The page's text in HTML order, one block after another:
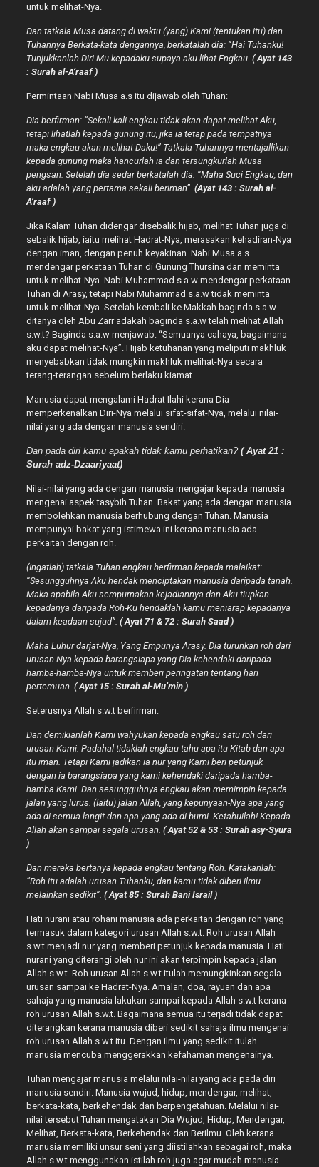
untuk melihat-Nya.
Dan tatkala Musa datang di waktu (yang) Kami (tentukan itu) dan
Tuhannya Berkata-kata dengannya, berkatalah dia: “Hai Tuhanku!
Tunjukkanlah Diri-Mu kepadaku supaya aku lihat Engkau. ( Ayat 143
: Surah al-A’raaf )
Permintaan Nabi Musa a.s itu dijawab oleh Tuhan:
Dia berfirman: “Sekali-kali engkau tidak akan dapat melihat Aku,
tetapi lihatlah kepada gunung itu, jika ia tetap pada tempatnya
maka engkau akan melihat Daku!” Tatkala Tuhannya mentajallikan
kepada gunung maka hancurlah ia dan tersungkurlah Musa
pengsan. Setelah dia sedar berkatalah dia: “Maha Suci Engkau, dan
aku adalah yang pertama sekali beriman”. (Ayat 143 : Surah al-
A’raaf )
Jika Kalam Tuhan didengar disebalik hijab, melihat Tuhan juga di
sebalik hijab, iaitu melihat Hadrat-Nya, merasakan kehadiran-Nya
dengan iman, dengan penuh keyakinan. Nabi Musa a.s
mendengar perkataan Tuhan di Gunung Thursina dan meminta
untuk melihat-Nya. Nabi Muhammad s.a.w mendengar perkataan
Tuhan di Arasy, tetapi Nabi Muhammad s.a.w tidak meminta
untuk melihat-Nya. Setelah kembali ke Makkah baginda s.a.w
ditanya oleh Abu Zarr adakah baginda s.a.w telah melihat Allah
s.w.t? Baginda s.a.w menjawab: “Semuanya cahaya, bagaimana
aku dapat melihat-Nya”. Hijab ketuhanan yang meliputi makhluk
menyebabkan tidak mungkin makhluk melihat-Nya secara
terang-terangan sebelum berlaku kiamat.
Manusia dapat mengalami Hadrat Ilahi kerana Dia
memperkenalkan Diri-Nya melalui sifat-sifat-Nya, melalui nilai-
nilai yang ada dengan manusia sendiri.
Dan pada diri kamu apakah tidak kamu perhatikan? ( Ayat 21 :
Surah adz-Dzaariyaat)
Nilai-nilai yang ada dengan manusia mengajar kepada manusia
mengenai aspek tasybih Tuhan. Bakat yang ada dengan manusia
membolehkan manusia berhubung dengan Tuhan. Manusia
mempunyai bakat yang istimewa ini kerana manusia ada
perkaitan dengan roh.
(Ingatlah) tatkala Tuhan engkau berfirman kepada malaikat:
“Sesungguhnya Aku hendak menciptakan manusia daripada tanah.
Maka apabila Aku sempurnakan kejadiannya dan Aku tiupkan
kepadanya daripada Roh-Ku hendaklah kamu meniarap kepadanya
dalam keadaan sujud”. ( Ayat 71 & 72 : Surah Saad )
Maha Luhur darjat-Nya, Yang Empunya Arasy. Dia turunkan roh dari
urusan-Nya kepada barangsiapa yang Dia kehendaki daripada
hamba-hamba-Nya untuk memberi peringatan tentang hari
pertemuan. ( Ayat 15 : Surah al-Mu’min )
Seterusnya Allah s.w.t berfirman:
Dan demikianlah Kami wahyukan kepada engkau satu roh dari
urusan Kami. Padahal tidaklah engkau tahu apa itu Kitab dan apa
itu iman. Tetapi Kami jadikan ia nur yang Kami beri petunjuk
dengan ia barangsiapa yang kami kehendaki daripada hamba-
hamba Kami. Dan sesungguhnya engkau akan memimpin kepada
jalan yang lurus. (Iaitu) jalan Allah, yang kepunyaan-Nya apa yang
ada di semua langit dan apa yang ada di bumi. Ketahuilah! Kepada
Allah akan sampai segala urusan. ( Ayat 52 & 53 : Surah asy-Syura
)
Dan mereka bertanya kepada engkau tentang Roh. Katakanlah:
“Roh itu adalah urusan Tuhanku, dan kamu tidak diberi ilmu
melainkan sedikit”. ( Ayat 85 : Surah Bani Israil )
Hati nurani atau rohani manusia ada perkaitan dengan roh yang
termasuk dalam kategori urusan Allah s.w.t. Roh urusan Allah
s.w.t menjadi nur yang memberi petunjuk kepada manusia. Hati
nurani yang diterangi oleh nur ini akan terpimpin kepada jalan
Allah s.w.t. Roh urusan Allah s.w.t itulah memungkinkan segala
urusan sampai ke Hadrat-Nya. Amalan, doa, rayuan dan apa
sahaja yang manusia lakukan sampai kepada Allah s.w.t kerana
roh urusan Allah s.w.t. Bagaimana semua itu terjadi tidak dapat
diterangkan kerana manusia diberi sedikit sahaja ilmu mengenai
roh urusan Allah s.w.t itu. Dengan ilmu yang sedikit itulah
manusia mencuba menggerakkan kefahaman mengenainya.
Tuhan mengajar manusia melalui nilai-nilai yang ada pada diri
manusia sendiri. Manusia wujud, hidup, mendengar, melihat,
berkata-kata, berkehendak dan berpengetahuan. Melalui nilai-
nilai tersebut Tuhan mengatakan Dia Wujud, Hidup, Mendengar,
Melihat, Berkata-kata, Berkehendak dan Berilmu. Oleh kerana
manusia memiliki unsur seni yang diistilahkan sebagai roh, maka
Allah s.w.t menggunakan istilah roh juga agar mudah manusia